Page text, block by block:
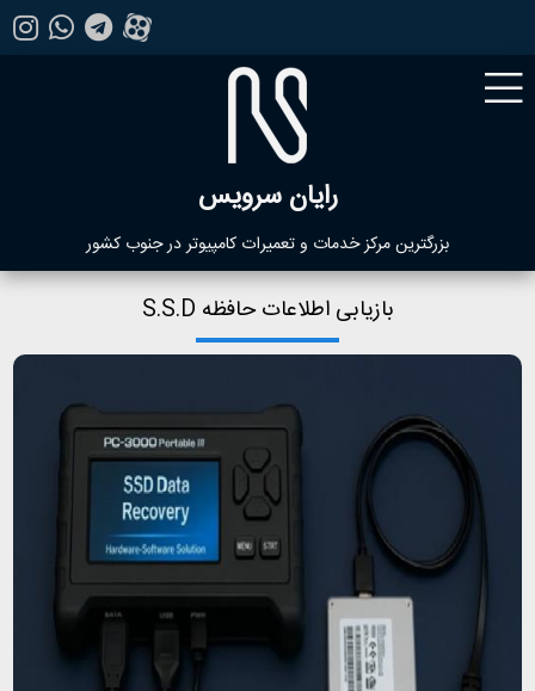
رایان سرویس
بزرگترین مرکز خدمات و تعمیرات کامپیوتر در جنوب کشور
بازیابی اطلاعات حافظه S.S.D